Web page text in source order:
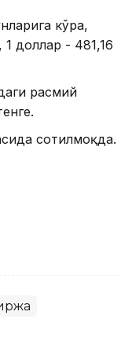
кўра,
доллар - 481,16
расмий
сотилмоқда.